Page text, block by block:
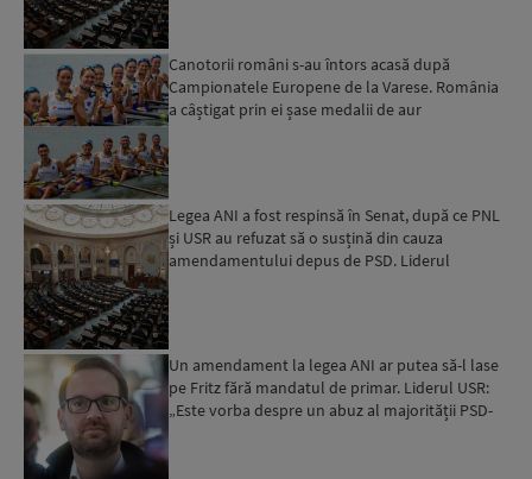
Canotorii români s-au întors acasă după
Campionatele Europene de la Varese. România
a câștigat prin ei șase medalii de aur
Legea ANI a fost respinsă în Senat, după ce PNL
și USR au refuzat să o susțină din cauza
amendamentului depus de PSD. Liderul
Un amendament la legea ANI ar putea să-l lase
pe Fritz fără mandatul de primar. Liderul USR:
„Este vorba despre un abuz al majorității PSD-